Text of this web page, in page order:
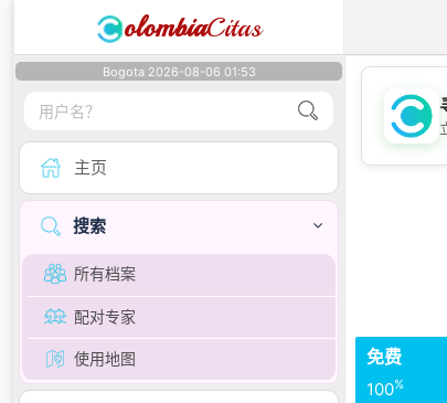
olombiaCitas
Bogota 2026-08-06 01:53
主页
搜索
所有档案
配对专家
使用地图 免费
100%